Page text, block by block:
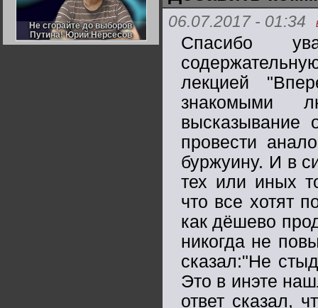
Германии:
парламентская
демократия или
диктатура
пролетариата?
Деятельность
Не сгорайте до выборов
Путина! Юрий Нерсесов
Не сгорайте до выборов
Путина! Юрий Нерсесов
06.07.2017 - 01:34
Спасибо
лекцией
знакомыми
высказывание
провести
буржуину. И в
тех или иных
что все хотят
как дёшево
никогда не
сказал:"Не
Это в инэте
ответ сказал,